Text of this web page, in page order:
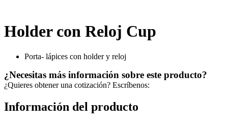
Holder con Reloj Cup
Porta- lápices con holder y reloj
¿Necesitas más información sobre este producto?
¿Quieres obtener una cotización? Escríbenos:
Información del producto